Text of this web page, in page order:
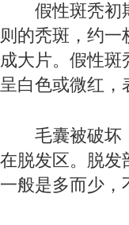
假性斑秃初期
则的秃斑，约
成大片。假性斑
呈白色或微红，
毛囊被破坏，
在脱发区。脱发
一般是多而少，